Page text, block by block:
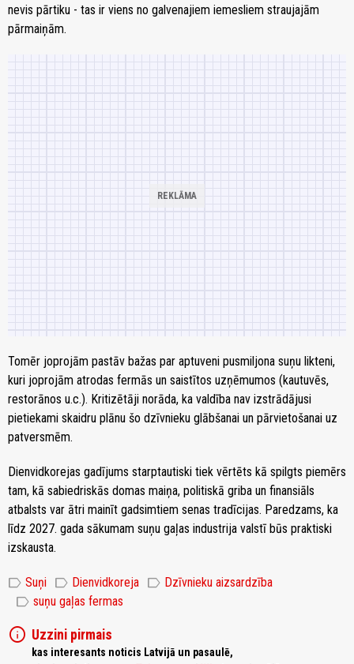
nevis pārtiku - tas ir viens no galvenajiem iemesliem straujajām
pārmaiņām.
Tomēr joprojām pastāv bažas par aptuveni pusmiljona suņu likteni,
kuri joprojām atrodas fermās un saistītos uzņēmumos (kautuvēs,
restorānos u.c.). Kritizētāji norāda, ka valdība nav izstrādājusi
pietiekami skaidru plānu šo dzīvnieku glābšanai un pārvietošanai uz
patversmēm.
Dienvidkorejas gadījums starptautiski tiek vērtēts kā spilgts piemērs
tam, kā sabiedriskās domas maiņa, politiskā griba un finansiāls
atbalsts var ātri mainīt gadsimtiem senas tradīcijas. Paredzams, ka
līdz 2027. gada sākumam suņu gaļas industrija valstī būs praktiski
izskausta.
label Suņi label Dienvidkoreja label Dzīvnieku aizsardzība
label suņu gaļas fermas
info Uzzini pirmais
kas interesants noticis Latvijā un pasaulē,